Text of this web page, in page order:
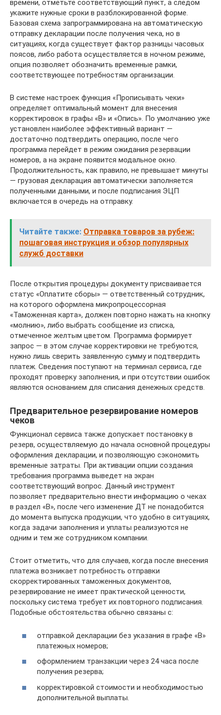
времени, отметьте соответствующий пункт, а следом
укажите нужные сроки в разблокированной форме.
Базовая схема запрограммирована на автоматическую
отправку декларации после получения чека, но в
ситуациях, когда существует фактор разницы часовых
поясов, либо работа осуществляется в ночном режиме,
опция позволяет обозначить временные рамки,
соответствующее потребностям организации.
В системе настроек функция «Прописывать чеки»
определяет оптимальный момент для внесения
корректировок в графы «В» и «Опись». По умолчанию уже
установлен наиболее эффективный вариант —
достаточно подтвердить операцию, после чего
программа перейдет в режим ожидания резервации
номеров, а на экране появится модальное окно.
Продолжительность, как правило, не превышает минуты
— грузовая декларация автоматически заполняется
полученными данными, и после подписания ЭЦП
включается в очередь на отправку.
Читайте также: Отправка товаров за рубеж:
пошаговая инструкция и обзор популярных
служб доставки
После открытия процедуры документу присваивается
статус «Оплатите сборы» — ответственный сотрудник,
на которого оформлена микропроцессорная
«Таможенная карта», должен повторно нажать на кнопку
«молнию», либо выбрать сообщение из списка,
отмеченное желтым цветом. Программа формирует
запрос — в этом случае корректировки не требуются,
нужно лишь сверить заявленную сумму и подтвердить
платеж. Сведения поступают на терминал сервиса, где
проходят проверку заполнения, и при отсутствии ошибок
являются основанием для списания денежных средств.
Предварительное резервирование номеров
чеков
Функционал сервиса также допускает постановку в
резерв, осуществляемую до начала основной процедуры
оформления декларации, и позволяющую сэкономить
временные затраты. При активации опции создания
требования программа выведет на экран
соответствующий вопрос. Данный инструмент
позволяет предварительно внести информацию о чеках
в раздел «В», после чего изменение ДТ не понадобится
до момента выпуска продукции, что удобно в ситуациях,
когда задачи заполнения и уплаты реализуются не
одним и тем же сотрудником компании.
Стоит отметить, что для случаев, когда после внесения
платежа возникает потребность отправки
скорректированных таможенных документов,
резервирование не имеет практической ценности,
поскольку система требует их повторного подписания.
Подобные обстоятельства обычно связаны с:
отправкой декларации без указания в графе «B»
платежных номеров;
оформлением транзакции через 24 часа после
получения резерва;
корректировкой стоимости и необходимостью
дополнительной выплаты.